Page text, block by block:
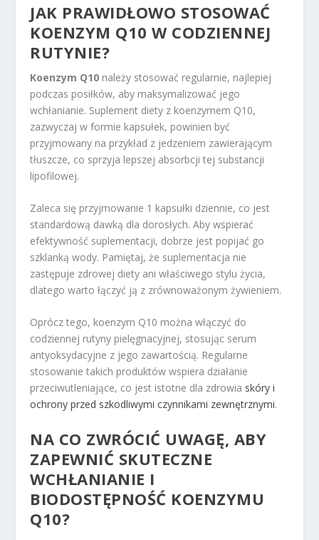
JAK PRAWIDŁOWO STOSOWAĆ
KOENZYM Q10 W CODZIENNEJ
RUTYNIE?
Koenzym Q10 należy stosować regularnie, najlepiej
podczas posiłków, aby maksymalizować jego
wchłanianie. Suplement diety z koenzymem Q10,
zazwyczaj w formie kapsułek, powinien być
przyjmowany na przykład z jedzeniem zawierającym
tłuszcze, co sprzyja lepszej absorbcji tej substancji
lipofilowej.
Zaleca się przyjmowanie 1 kapsułki dziennie, co jest
standardową dawką dla dorosłych. Aby wspierać
efektywność suplementacji, dobrze jest popijać go
szklanką wody. Pamiętaj, że suplementacja nie
zastępuje zdrowej diety ani właściwego stylu życia,
dlatego warto łączyć ją z zrównoważonym żywieniem.
Oprócz tego, koenzym Q10 można włączyć do
codziennej rutyny pielęgnacyjnej, stosując serum
antyoksydacyjne z jego zawartością. Regularne
stosowanie takich produktów wspiera działanie
przeciwutleniające, co jest istotne dla zdrowia skóry i
ochrony przed szkodliwymi czynnikami zewnętrznymi.
NA CO ZWRÓCIĆ UWAGĘ, ABY
ZAPEWNIĆ SKUTECZNE
WCHŁANIANIE I
BIODOSTĘPNOŚĆ KOENZYMU
Q10?